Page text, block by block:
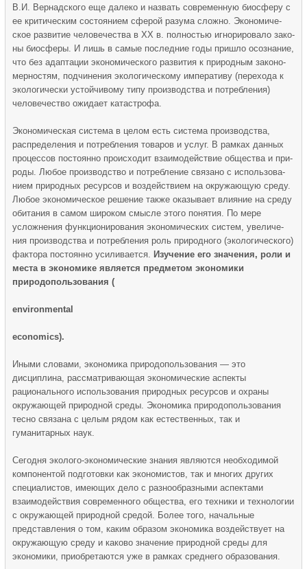
В.И. Вернадского еще далеко и назвать современную биосферу с
ее критическим состоянием сферой разума сложно. Экономиче­
ское развитие человечества в XX в. полностью игнорировало зако­
ны биосферы. И лишь в самые последние годы пришло осознание,
что без адаптации экономического развития к природным законо­
мерностям, подчинения экологическому императиву (перехода к
экологически устойчивому типу производства и потребления)
человечество ожидает катастрофа.
Экономическая система в целом есть система производства,
распределения и потребления товаров и услуг. В рамках данных
процессов постоянно происходит взаимодействие общества и при­
роды. Любое производство и потребление связано с использова­
нием природных ресурсов и воздействием на окружающую среду.
Любое экономическое решение также оказывает влияние на среду
обитания в самом широком смысле этого понятия. По мере
усложнения функционирования экономических систем, увеличе­
ния производства и потребления роль природного (экологическо­го)
фактора постоянно усиливается.
Изучение его значения, роли и
места в экономике является предметом экономики
природопользова­ния (
environmental
economics).
Иными словами, экономика приро­допользования — это
дисциплина, рассматривающая экономиче­ские аспекты
рационального использования природных ресурсов и охраны
окружающей природной среды. Экономика природополь­зования
тесно связана с целым рядом как естественных, так и
гуманитарных наук.
Сегодня эколого-экономические знания являются необходимой
компонентой подготовки как экономистов, так и многих других
специалистов, имеющих дело с разнообразными аспектами
взаимодействия современного общества, его техники и технологии
с окружающей природной средой. Более того, начальные
представления о том, каким образом экономика воздействует на
окружающую среду и каково значение природной среды для
экономики, приобретаются уже в рамках среднего образования.